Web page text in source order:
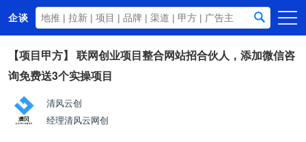
企谈
首页
商务资源
资讯动态
关于我们
【项目甲方】 联网创业项目整合网站招合伙人，添加微信咨
询免费送3个实操项目
清风云创
经理清风云网创